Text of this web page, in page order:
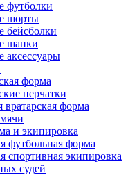
футболки
шорты
бейсболки
шапки
аксессуары
форма
перчатки
вратарская форма
и экипировка
футбольная форма
спортивная экипировка
судей